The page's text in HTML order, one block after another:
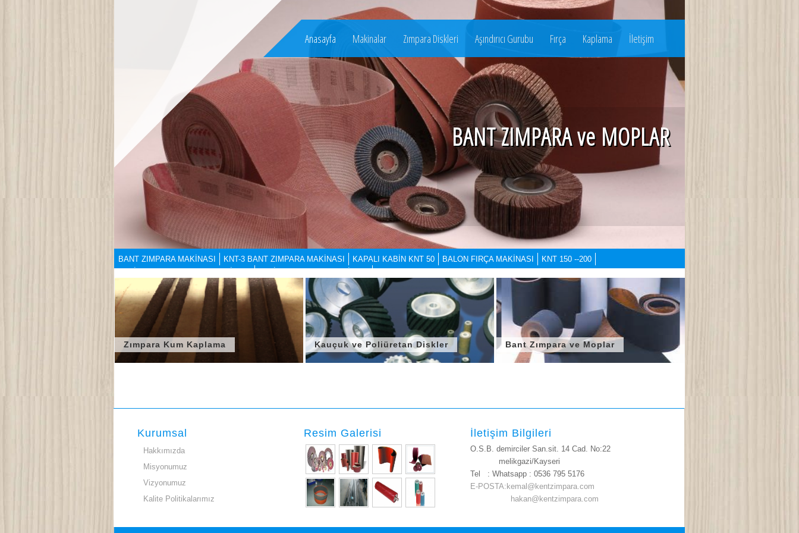
Anasayfa Makinalar Zımpara Diskleri Aşındırıcı Gurubu Fırça Kaplama İletişim
BANT ZIMPARA ve MOPLAR
BANT ZIMPARA MAKİNASI KNT-3 BANT ZIMPARA MAKİNASI KAPALI KABİN KNT 50 BALON FIRÇA MAKİNASI
KNT 150 --200
Zımpara Kum Kaplama Kauçuk ve Poliüretan Diskler Bant Zımpara ve Moplar
Kurumsal
Hakkımızda
Misyonumuz
Vizyonumuz
Kalite Politikalarımız
Resim Galerisi İletişim Bilgileri
O.S.B. demirciler San.sit. 14 Cad. No:22
melikgazi/Kayseri
Tel : Whatsapp : 0536 795 5176
E-POSTA:kemal@kentzimpara.com
hakan@kentzimpara.com